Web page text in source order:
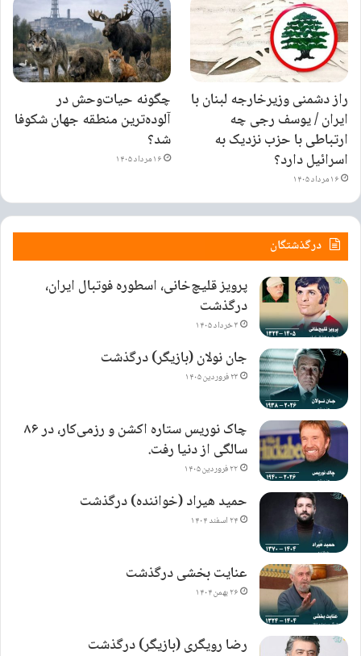
راز دشمنی وزیرخارجه لبنان با
ایران / یوسف رجی چه
ارتباطی با حزب نزدیک به
اسرائیل دارد؟
۱۶ مرداد ۱۴۰۵
چگونه حیات‌وحش در
آلوده‌ترین منطقه جهان شکوفا
شد؟
۱۶ مرداد ۱۴۰۵
درگذشتگان
پرویز قلیچ‌خانی، اسطوره فوتبال ایران،
درگذشت
۳ خرداد ۱۴۰۵
جان نولان (بازیگر) درگذشت
۲۳ فروردین ۱۴۰۵
چاک نوریس ستاره اکشن و رزمی‌کار، در ۸۶
سالگی از دنیا رفت.
۲۲ فروردین ۱۴۰۵
حمید هیراد (خواننده) درگذشت
۲۴ اسفند ۱۴۰۴
عنایت بخشی درگذشت
۲۶ بهمن ۱۴۰۴
رضا رویگری (بازیگر) درگذشت